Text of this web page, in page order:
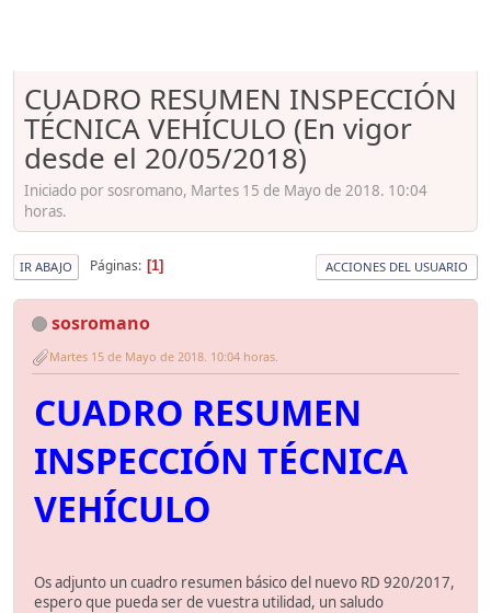
CUADRO RESUMEN INSPECCIÓN
TÉCNICA VEHÍCULO (En vigor
desde el 20/05/2018)
Iniciado por sosromano, Martes 15 de Mayo de 2018. 10:04
horas.
IR ABAJO Páginas 1 ACCIONES DEL USUARIO
sosromano
Martes 15 de Mayo de 2018. 10:04 horas.
CUADRO RESUMEN
INSPECCIÓN TÉCNICA
VEHÍCULO
Os adjunto un cuadro resumen básico del nuevo RD 920/2017,
espero que pueda ser de vuestra utilidad, un saludo